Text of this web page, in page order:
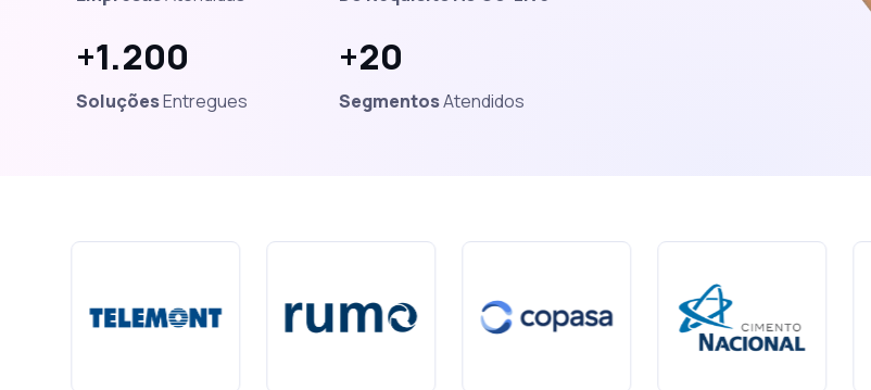
+1.200
SoluçõesEntregues
+20
SegmentosAtendidos